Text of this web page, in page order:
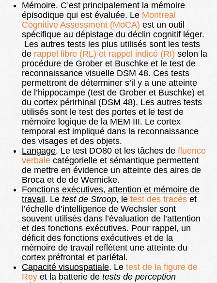
Mémoire. C’est principalement la mémoire
épisodique qui est évaluée. Le Montreal
Cognitive Assessment (MoCA) est un outil
spécifique au dépistage du déclin cognitif léger.
Les autres tests les plus utilisés sont les tests
de rappel libre (RL) et rappel indicé (RI) selon la
procédure de Grober et Buschke et le test de
reconnaissance visuelle DSM 48. Ces tests
permettront de déterminer s’il y a une atteinte
de l’hippocampe (test de Grober et Buschke) et
du cortex périrhinal (DSM 48). Les autres tests
utilisés sont le test des portes et le test de
mémoire logique de la MEM III. Le cortex
temporal est impliqué dans la reconnaissance
des visages et des objets.
Langage. Le test DO80 et les tâches de fluence
verbale catégorielle et sémantique permettent
de mettre en évidence un atteinte des aires de
Broca et de de Wernicke.
Fonctions exécutives, attention et mémoire de
travail . Le test de Stroop, le test des tracés et
l’échelle d’intelligence de Wechsler sont
souvent utilisés dans l’évaluation de l’attention
et des fonctions exécutives. Pour rappel, un
déficit des fonctions exécutives et de la
mémoire de travail reflètent une atteinte du
cortex préfrontal et pariétal.
Capacité visuospatiale. Le test de la figure de
Rey et la batterie de tests de perception